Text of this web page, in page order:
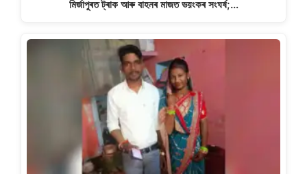
মিৰ্জাপুৰত ট্ৰাক আৰু বাহনৰ মাজত ভয়ংকৰ সংঘৰ্ষ;…